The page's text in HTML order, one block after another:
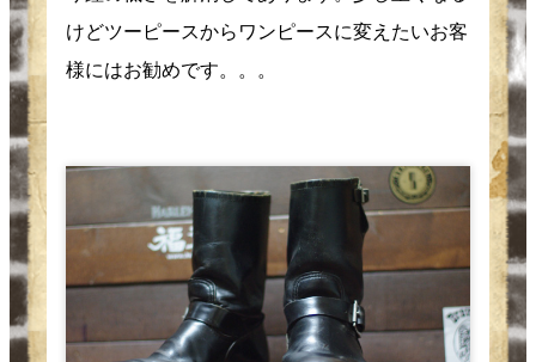
けどツーピースからワンピースに変えたいお客
様にはお勧めです。。。